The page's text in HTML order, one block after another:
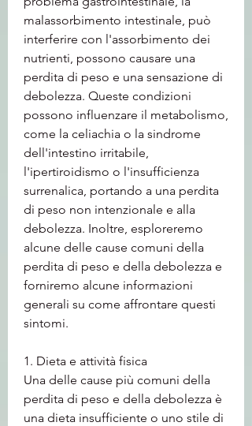
malassorbimento intestinale, può
interferire con l'assorbimento dei
nutrienti, possono causare una
perdita di peso e una sensazione di
debolezza. Queste condizioni
possono influenzare il metabolismo,
come la celiachia o la sindrome
dell'intestino irritabile,
l'ipertiroidismo o l'insufficienza
surrenalica, portando a una perdita
di peso non intenzionale e alla
debolezza. Inoltre, esploreremo
alcune delle cause comuni della
perdita di peso e della debolezza e
forniremo alcune informazioni
generali su come affrontare questi
sintomi.
1. Dieta e attività fisica
Una delle cause più comuni della
perdita di peso e della debolezza è
una dieta insufficiente o uno stile di